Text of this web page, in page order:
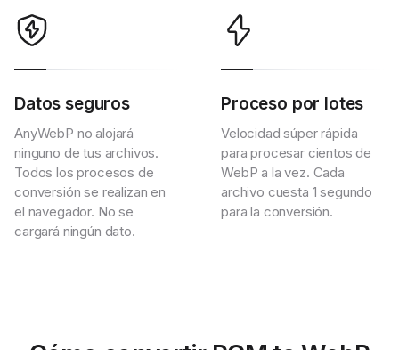
Datos seguros
AnyWebP no alojará
ninguno de tus archivos.
Todos los procesos de
conversión se realizan en
el navegador. No se
cargará ningún dato.
Proceso por lotes
Velocidad súper rápida
para procesar cientos de
WebP a la vez. Cada
archivo cuesta 1 segundo
para la conversión.